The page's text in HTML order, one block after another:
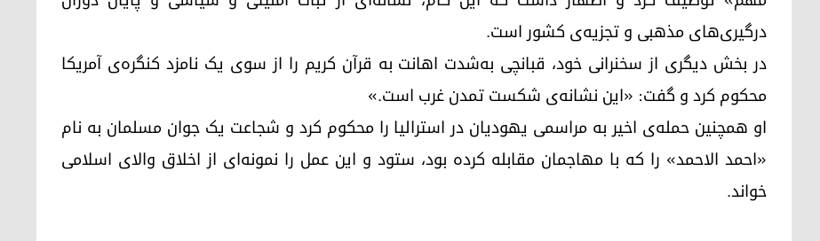
درگیری‌های مذهبی و تجزیه‌ی کشور است.
در بخش دیگری از سخنرانی خود، قبانچی به‌شدت اهانت به قرآن کریم را از سوی یک نامزد کنگره‌ی آمریکا
محکوم کرد و گفت: «این نشانه‌ی شکست تمدن غرب است.»
او همچنین حمله‌ی اخیر به مراسمی یهودیان در استرالیا را محکوم کرد و شجاعت یک جوان مسلمان به نام
«احمد الاحمد» را که با مهاجمان مقابله کرده بود، ستود و این عمل را نمونه‌ای از اخلاق والای اسلامی
خواند.